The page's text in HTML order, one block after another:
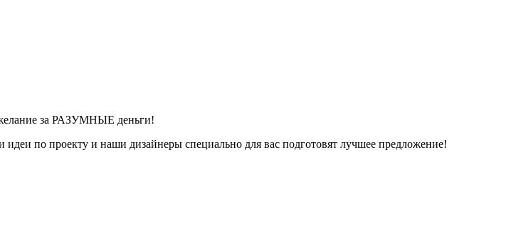
желание за РАЗУМНЫЕ деньги!
по проекту и наши дизайнеры специально для вас подготовят лучшее предложение!